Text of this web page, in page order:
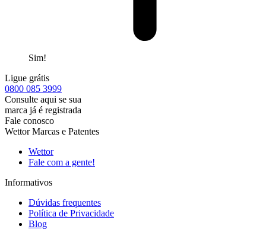
Sim!
Ligue grátis
0800 085 3999
Consulte aqui se sua
marca já é registrada
Fale conosco
Wettor Marcas e Patentes
Wettor
Fale com a gente!
Informativos
Dúvidas frequentes
Política de Privacidade
Blog